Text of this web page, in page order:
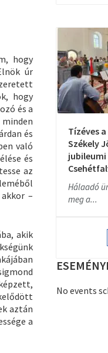
hogy
úr
hogy
és a
és
való
és
az
–
akik
aztán
a
Tízéves
Székely
jubileumi
Hálaadó
meg a...
No events